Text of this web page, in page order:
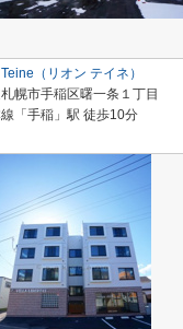
（リオン テイネ）
幌市手稲区曙一条１丁目
「手稲」駅 徒歩10分